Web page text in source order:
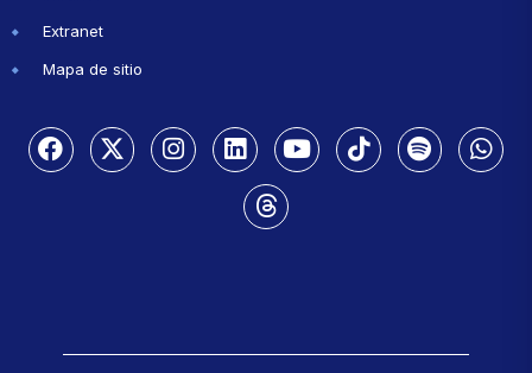
Extranet
Mapa de sitio